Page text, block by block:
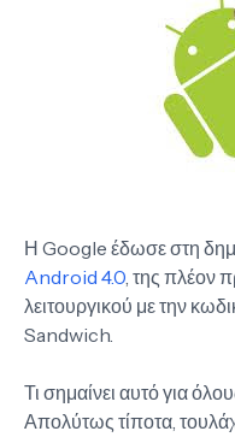
Η Google έδωσε στη
Android 4.0, της πλέον
λειτουργικού με την
Sandwich.
Τι σημαίνει αυτό για
Απολύτως τίποτα,